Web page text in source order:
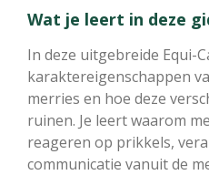
Wat je leert in deze
In deze uitgebreide Equi-
karaktereigenschappen
merries en hoe deze
ruinen. Je leert waarom
reageren op prikkels,
communicatie vanuit de